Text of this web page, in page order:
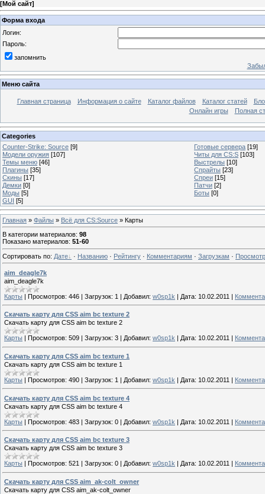
[Мой сайт]
Форма входа
Логин:
Пароль:
запомнить
Меню сайта
Главная страница Информация о сайте Каталог файлов Каталог статей
Онлайн игры
Полная
Categories
Counter-Strike: Source [9] Готовые сервера [19]
Модели оружия [107] Читы для CS:S [103]
Темы меню [46] Выстрелы [10]
Плагины [35] Спрайты [23]
Скины [17] Спреи [15]
Демки [0] Патчи [2]
Моды [5] Боты [0]
GUI [5]
Главная » Файлы » Всё для CS:Source » Карты
В категории материалов: 98
Показано материалов: 51-60
Сортировать по: Дате · Названию · Рейтингу · Комментариям · Загрузкам ·
aim_deagle7k
aim_deagle7k
Карты | Просмотров: 446 | Загрузок: 1 | Добавил: w0sp1k | Дата: 10.02.2011 |
Скачать карту для CSS aim bc texture 2
Скачать карту для CSS aim bc texture 2
Карты Просмотров: 509 Загрузок: 3 Добавил: w0sp1k Дата: 10.02.2011
Скачать карту для CSS aim bc texture 1
Скачать карту для CSS aim bc texture 1
Карты | Просмотров: 490 | Загрузок: 1 | Добавил: w0sp1k | Дата: 10.02.2011 |
Скачать карту для CSS aim bc texture 4
Скачать карту для CSS aim bc texture 4
Карты | Просмотров: 483 | Загрузок: 0 | Добавил: w0sp1k | Дата: 10.02.2011 |
Скачать карту для CSS aim bc texture 3
Скачать карту для CSS aim bc texture 3
Карты Просмотров: 521 Загрузок: 0 Добавил: w0sp1k Дата: 10.02.2011
Скачать карту для CSS aim_ak-colt_owner
Скачать карту для CSS aim_ak-colt_owner